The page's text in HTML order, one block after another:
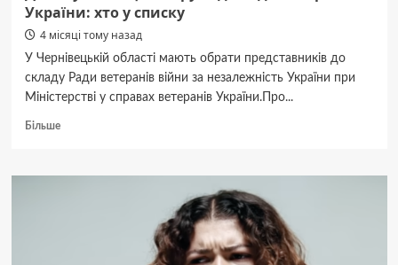
України: хто у списку
4 місяці тому назад
У Чернівецькій області мають обрати представників до
складу Ради ветеранів війни за незалежність України при
Міністерстві у справах ветеранів України.Про...
БільшеДокладніше
буковинців